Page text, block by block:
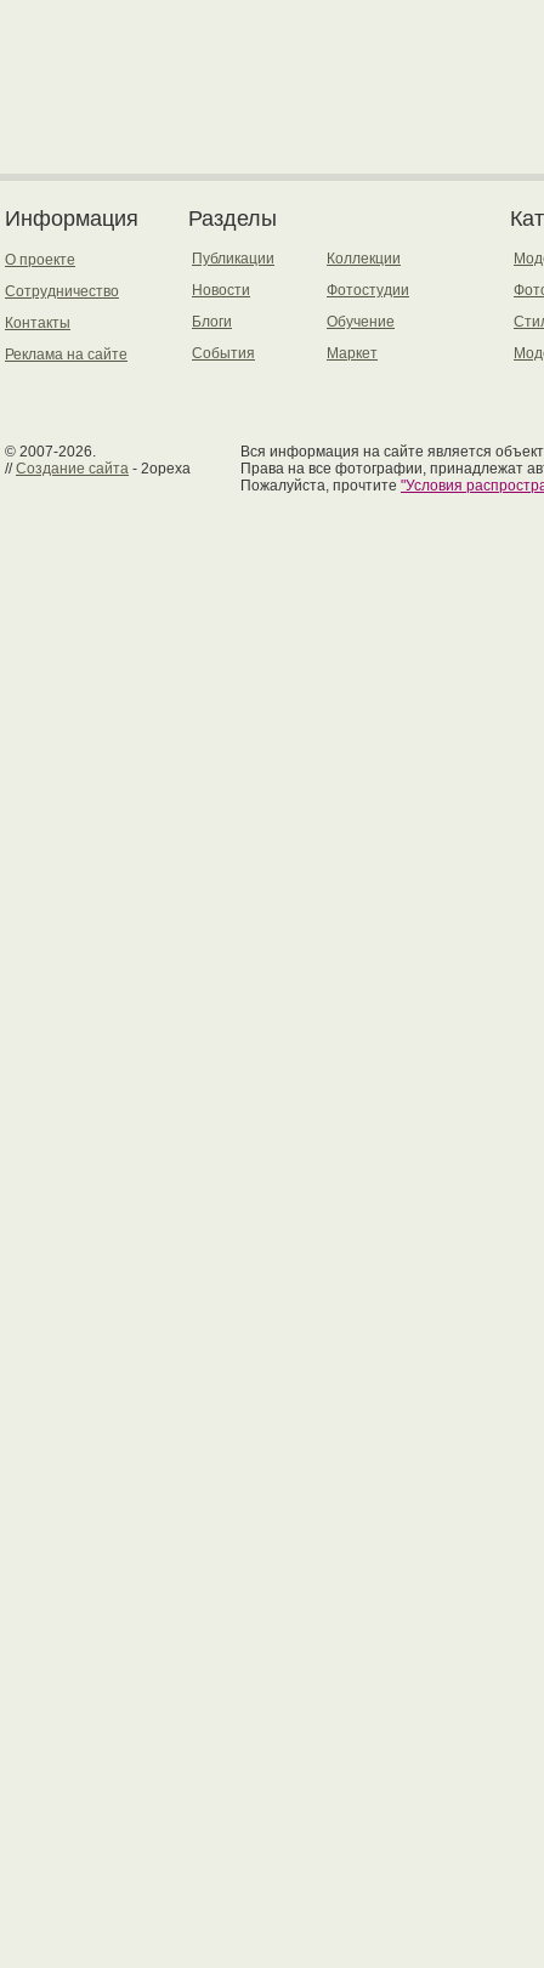
Информация
О проекте
Сотрудничество
Контакты
Реклама на сайте
Разделы
Публикации
Новости
Блоги
События
Коллекции
Фотостудии
Обучение
Маркет
© 2007-2026.
//Создание сайта - 2opexa
Вся информация на сайте является
Права на все фотографии, принадлежат
Пожалуйста, прочтите "Условия